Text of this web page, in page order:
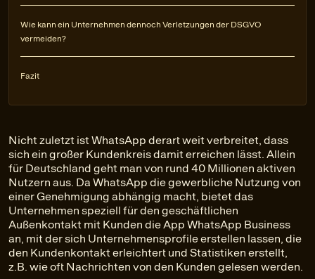
Wie kann ein Unternehmen dennoch Verletzungen der DSGVO
vermeiden?
Fazit
Nicht zuletzt ist WhatsApp derart weit verbreitet, dass
sich ein großer Kundenkreis damit erreichen lässt. Allein
für Deutschland geht man von rund 40 Millionen aktiven
Nutzern aus. Da WhatsApp die gewerbliche Nutzung von
einer Genehmigung abhängig macht, bietet das
Unternehmen speziell für den geschäftlichen
Außenkontakt mit Kunden die App WhatsApp Business
an, mit der sich Unternehmensprofile erstellen lassen, die
den Kundenkontakt erleichtert und Statistiken erstellt,
z.B. wie oft Nachrichten von den Kunden gelesen werden.